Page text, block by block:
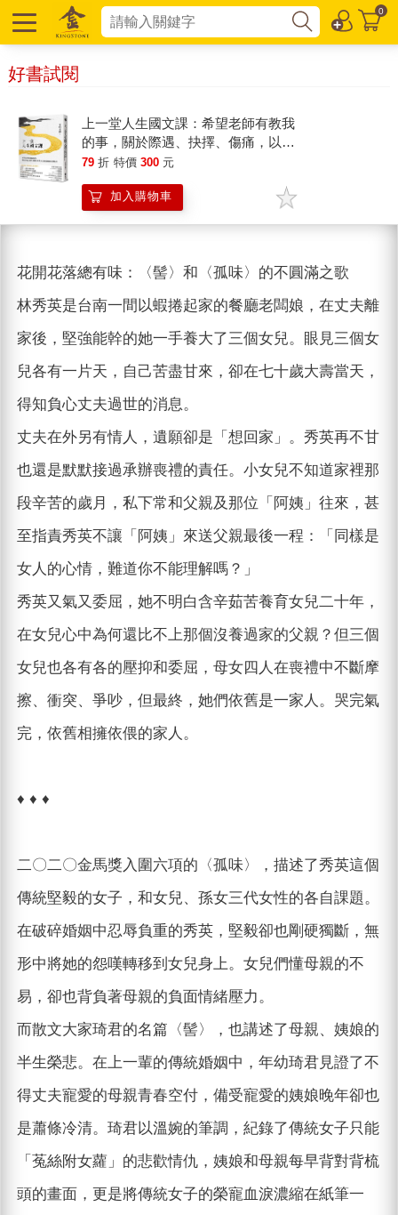
0
好書試閱
上一堂人生國文課：希望老師有教我
的事，關於際遇、抉擇、傷痛，以及
無論順逆都能優雅起身
79 折 特價 300 元
加入購物車
花開花落總有味：〈髻〉和〈孤味〉的不圓滿之歌
林秀英是台南一間以蝦捲起家的餐廳老闆娘，在丈夫離
家後，堅強能幹的她一手養大了三個女兒。眼見三個女
兒各有一片天，自己苦盡甘來，卻在七十歲大壽當天，
得知負心丈夫過世的消息。
丈夫在外另有情人，遺願卻是「想回家」。秀英再不甘
也還是默默接過承辦喪禮的責任。小女兒不知道家裡那
段辛苦的歲月，私下常和父親及那位「阿姨」往來，甚
至指責秀英不讓「阿姨」來送父親最後一程：「同樣是
女人的心情，難道你不能理解嗎？」
秀英又氣又委屈，她不明白含辛茹苦養育女兒二十年，
在女兒心中為何還比不上那個沒養過家的父親？但三個
女兒也各有各的壓抑和委屈，母女四人在喪禮中不斷摩
擦、衝突、爭吵，但最終，她們依舊是一家人。哭完氣
完，依舊相擁依偎的家人。
♦ ♦ ♦
二〇二〇金馬獎入圍六項的〈孤味〉，描述了秀英這個
傳統堅毅的女子，和女兒、孫女三代女性的各自課題。
在破碎婚姻中忍辱負重的秀英，堅毅卻也剛硬獨斷，無
形中將她的怨嘆轉移到女兒身上。女兒們懂母親的不
易，卻也背負著母親的負面情緒壓力。
而散文大家琦君的名篇〈髻〉，也講述了母親、姨娘的
半生榮悲。在上一輩的傳統婚姻中，年幼琦君見證了不
得丈夫寵愛的母親青春空付，備受寵愛的姨娘晚年卻也
是蕭條冷清。琦君以溫婉的筆調，紀錄了傳統女子只能
「菟絲附女蘿」的悲歡情仇，姨娘和母親每早背對背梳
頭的畫面，更是將傳統女子的榮寵血淚濃縮在紙筆一